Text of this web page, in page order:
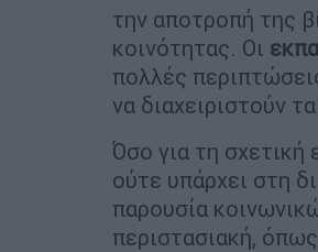
την αποτροπή της
κοινότητας. Οι
πολλές
να διαχειριστούν
Όσο για τη
ούτε υπάρχει στη
παρουσία
περιστασιακή,